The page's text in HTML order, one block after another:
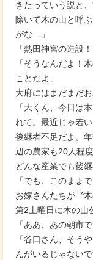
きたっていう説と
除いて木の山と呼
がな…」
「熱田神宮の造設！
「そうなんだよ！
ことだよ」
大府にはまだまだ
「大くん、今日は
れて。最近じゃ若
後継者不足だよ。
辺の農家も20人程
どんな産業でも後
「でも、このまま
お嫁さんたちが〝
第2土曜日に木の山
「ああ、あの朝市で
「谷口さん、そう
んがいるじゃないで